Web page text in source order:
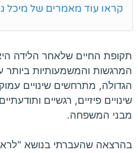
קראו עוד מאמרים של מיכל
תקופת החיים שלאחר הלידה
המרגשות והמשמעותיות
הגדולה, מתרחשים שינויים
שינויים פיזיים, רגשיים
מבני המשפחה.